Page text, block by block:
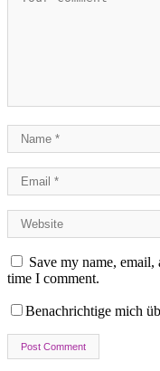
Save my name,
time I comment.
Benachrichtige mich